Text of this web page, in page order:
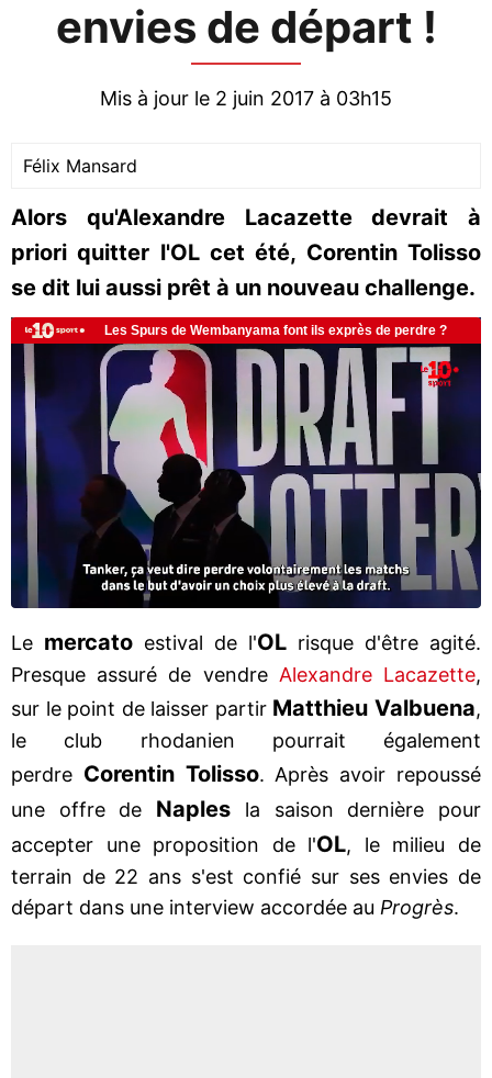
envies de départ !
Mis à jour le 2 juin 2017 à 03h15
Félix Mansard
Alors qu'Alexandre Lacazette devrait à
priori quitter l'OL cet été, Corentin Tolisso
se dit lui aussi prêt à un nouveau challenge.
Le mercato estival de l'OL risque d'être agité.
Presque assuré de vendre Alexandre Lacazette,
sur le point de laisser partir Matthieu Valbuena,
le club rhodanien pourrait également
perdre Corentin Tolisso. Après avoir repoussé
une offre de Naples la saison dernière pour
accepter une proposition de l'OL, le milieu de
terrain de 22 ans s'est confié sur ses envies de
départ dans une interview accordée au Progrès.